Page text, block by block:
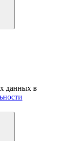
данных в